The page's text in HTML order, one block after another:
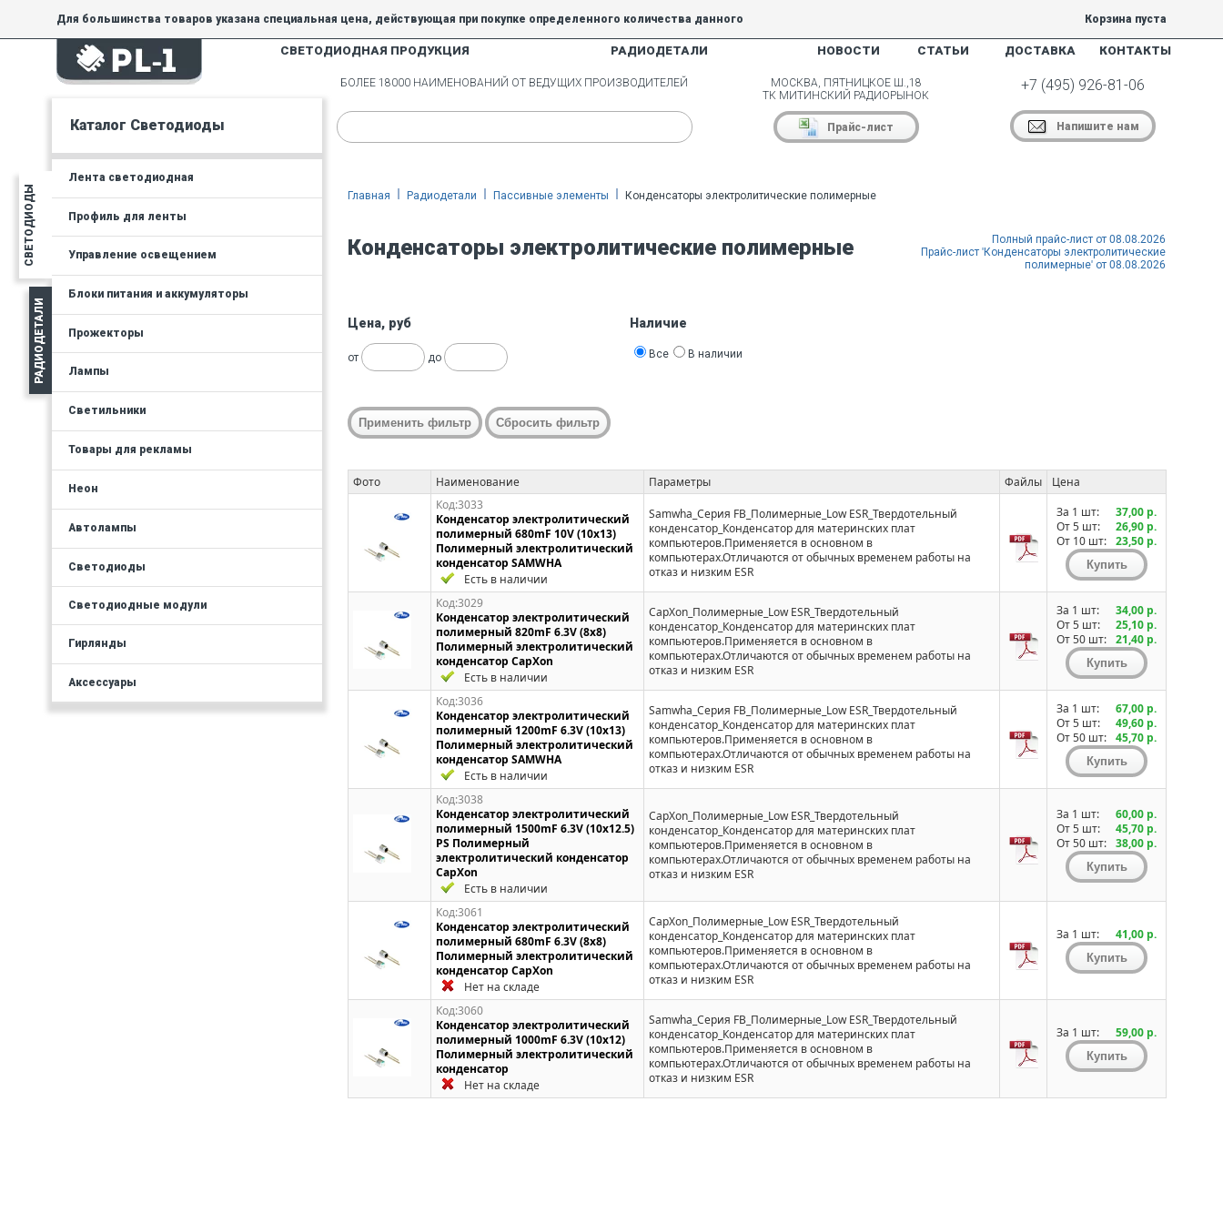
Для большинства товаров указана специальная цена, действующая при покупке определенного количества данного
товара.
На товары, купленные по специальной цене, общие скидки 5% и 10% не действуют.
Корзина пуста
СВЕТОДИОДНАЯ ПРОДУКЦИЯ РАДИОДЕТАЛИ НОВОСТИ СТАТЬИ ДОСТАВКА КОНТАКТЫ
СВЕТОДИОДЫ
РАДИОДЕТАЛИ
Каталог Светодиоды
Лента светодиодная
Профиль для ленты
Управление освещением
Блоки питания и аккумуляторы
Прожекторы
Лампы
Светильники
Товары для рекламы
Неон
Автолампы
Светодиоды
Светодиодные модули
Гирлянды
Аксессуары
БОЛЕЕ 18000 НАИМЕНОВАНИЙ ОТ ВЕДУЩИХ ПРОИЗВОДИТЕЛЕЙ
МОСКВА, ПЯТНИЦКОЕ Ш.,18
ТК МИТИНСКИЙ РАДИОРЫНОК
Прайс-лист
+7 (495) 926-81-06
Напишите нам
Главная Радиодетали Пассивные элементы Конденсаторы электролитические полимерные
Конденсаторы электролитические полимерные
Полный прайс-лист от 08.08.2026
Прайс-лист 'Конденсаторы электролитические
полимерные' от 08.08.2026
Цена, руб
от до
Наличие
Все В наличии
Фото Наименование Параметры Файлы
Цена
Код:3033
Конденсатор электролитический
полимерный 680mF 10V (10x13)
Полимерный электролитический
конденсатор SAMWHA
Есть в наличии
Samwha_Серия FB_Полимерные_Low ESR_Твердотельный
конденсатор_Конденсатор для материнских плат
компьютеров.Применяется в основном в
компьютерах.Отличаются от обычных временем работы на
отказ и низким ESR
За 1 шт:
37,00 р.
От 5 шт:
26,90 р.
От 10 шт: 23,50 р.
Код:3029
Конденсатор электролитический
полимерный 820mF 6.3V (8x8)
Полимерный электролитический
конденсатор CapXon
Есть в наличии
CapXon_Полимерные_Low ESR_Твердотельный
конденсатор_Конденсатор для материнских плат
компьютеров.Применяется в основном в
компьютерах.Отличаются от обычных временем работы на
отказ и низким ESR
За 1 шт:
34,00 р.
От 5 шт:
25,10 р.
От 50 шт: 21,40 р.
Код:3036
Конденсатор электролитический
полимерный 1200mF 6.3V (10x13)
Полимерный электролитический
конденсатор SAMWHA
Есть в наличии
Samwha_Серия FB_Полимерные_Low ESR_Твердотельный
конденсатор_Конденсатор для материнских плат
компьютеров.Применяется в основном в
компьютерах.Отличаются от обычных временем работы на
отказ и низким ESR
За 1 шт:
67,00 р.
От 5 шт:
49,60 р.
От 50 шт: 45,70 р.
Код:3038
Конденсатор электролитический
полимерный 1500mF 6.3V (10x12.5)
PS Полимерный
электролитический конденсатор
CapXon
Есть в наличии
CapXon_Полимерные_Low ESR_Твердотельный
конденсатор_Конденсатор для материнских плат
компьютеров.Применяется в основном в
компьютерах.Отличаются от обычных временем работы на
отказ и низким ESR
За 1 шт:
60,00 р.
От 5 шт:
45,70 р.
От 50 шт: 38,00 р.
Код:3061
Конденсатор электролитический
полимерный 680mF 6.3V (8x8)
Полимерный электролитический
конденсатор CapXon
Нет на складе
CapXon_Полимерные_Low ESR_Твердотельный
конденсатор_Конденсатор для материнских плат
компьютеров.Применяется в основном в
компьютерах.Отличаются от обычных временем работы на
отказ и низким ESR
За 1 шт: 41,00 р.
Код:3060
Конденсатор электролитический
полимерный 1000mF 6.3V (10x12)
Полимерный электролитический
конденсатор
Нет на складе
Samwha_Серия FB_Полимерные_Low ESR_Твердотельный
конденсатор_Конденсатор для материнских плат
компьютеров.Применяется в основном в
компьютерах.Отличаются от обычных временем работы на
отказ и низким ESR
За 1 шт: 59,00 р.